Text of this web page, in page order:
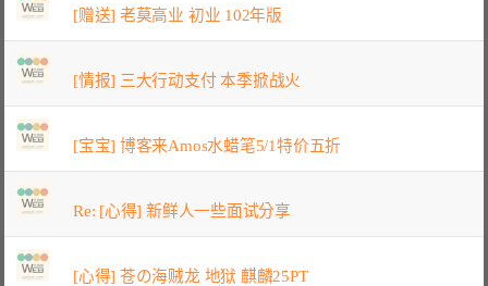
[赠送] 老莫高业 初业 102年版
[情报] 三大行动支付 本季掀战火
[宝宝] 博客来Amos水蜡笔5/1特价五折
Re: [心得] 新鲜人一些面试分享
[心得] 苍の海贼龙 地狱 麒麟25PT